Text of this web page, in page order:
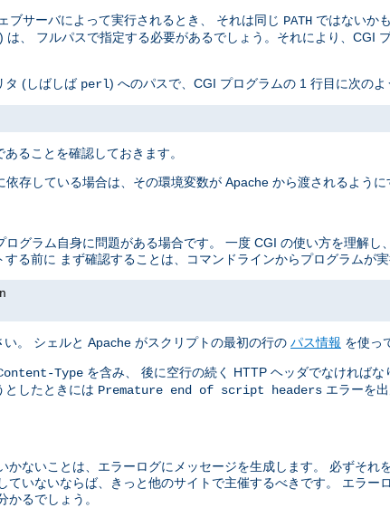
ブサーバによって実行されるとき、 それは同じ PATH ではないか
は、 フルパスで指定する必要があるでしょう。それにより、CGI
タ (しばしば perl) へのパスで、CGI プログラムの 1 行目に次のよ
ることを確認しておきます。
依存している場合は、その環境変数が Apache から渡されるように
グラム自身に問題がある場合です。 一度 CGI の使い方を理解し
る前に まず確認することは、コマンドラインからプログラムが
。 シェルと Apache がスクリプトの最初の行の パス情報 を使っ
Type を含み、 後に空行の続く HTTP ヘッダでなければ
としたときには Premature end of script headers エラーを
かないことは、エラーログにメッセージを生成します。 必ずそ
ていないならば、きっと他のサイトで主催するべきです。 エラ
るでしょう。